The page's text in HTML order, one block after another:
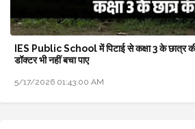
IES Public School में पिटाई से कक्षा 3 के छात्र
डॉक्टर भी नहीं बचा पाए
5/17/2026 01:43:00 AM